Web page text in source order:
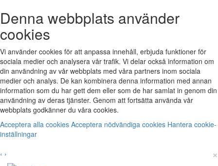
Denna webbplats använder
cookies
Vi använder cookies för att anpassa innehåll, erbjuda funktioner för
sociala medier och analysera vår trafik. Vi delar också information om
din användning av vår webbplats med våra partners inom sociala
medier och analys. De kan kombinera denna information med annan
information som du har gett dem eller som de har samlat in genom din
användning av deras tjänster. Genom att fortsätta använda vår
webbplats godkänner du våra cookies.
Acceptera alla cookies Acceptera nödvändiga cookies Hantera cookie-
inställningar
‹ › ×